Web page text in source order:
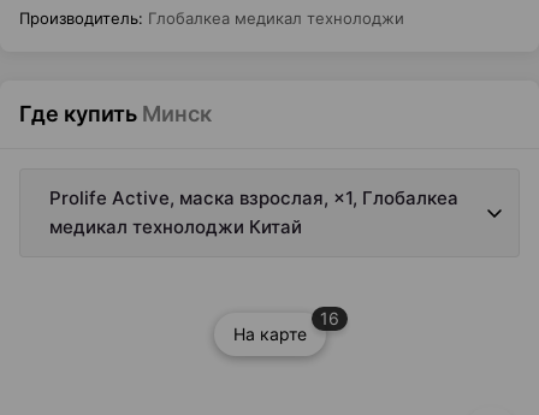
Производитель: Глобалкеа медикал технолоджи
Где купить Минск
Prolife Active, маска взрослая, ×1, Глобалкеа
медикал технолоджи Китай
На карте
16